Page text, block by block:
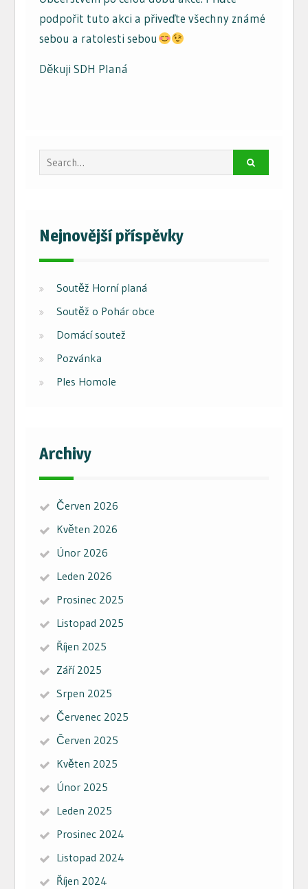
podpořit tuto akci a přiveďte všechny známé
sebou a ratolesti sebou
Děkuji SDH Planá
Search
for:
Nejnovější příspěvky
Soutěž Horní planá
Soutěž o Pohár obce
Domácí soutež
Pozvánka
Ples Homole
Archivy
Červen 2026
Květen 2026
Únor 2026
Leden 2026
Prosinec 2025
Listopad 2025
Říjen 2025
Září 2025
Srpen 2025
Červenec 2025
Červen 2025
Květen 2025
Únor 2025
Leden 2025
Prosinec 2024
Listopad 2024
Říjen 2024